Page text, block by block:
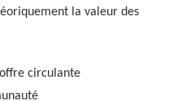
la valeur des
circulante